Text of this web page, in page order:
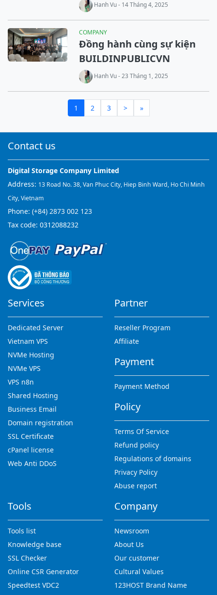
Hanh Vu - 14 Tháng 4, 2025
COMPANY
Đồng hành cùng sự kiện
BUILDINPUBLICVN
Hanh Vu - 23 Tháng 1, 2025
1 2 3 > »
Contact us
Digital Storage Company Limited
Address: 13 Road No. 38, Van Phuc City, Hiep Binh Ward, Ho Chi Minh
City, Vietnam
Phone: (+84) 2873 002 123
Tax code: 0312088232
Services
Dedicated Server
Vietnam VPS
NVMe Hosting
NVMe VPS
VPS n8n
Shared Hosting
Business Email
Domain registration
SSL Certificate
cPanel license
Web Anti DDoS
Partner
Reseller Program
Affiliate
Payment
Payment Method
Policy
Terms Of Service
Refund policy
Regulations of domains
Privacy Policy
Abuse report
Tools
Tools list
Knowledge base
SSL Checker
Online CSR Generator
Speedtest VDC2
Company
Newsroom
About Us
Our customer
Cultural Values
123HOST Brand Name